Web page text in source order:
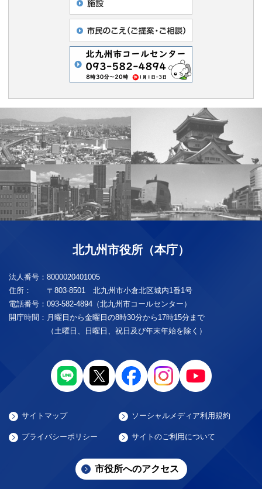
北九州市役所（本庁）
法人番号： 8000020401005
住所：
〒803-8501 北九州市小倉北区城内1番1号
電話番号： 093-582-4894（北九州市コールセンター）
開庁時間： 月曜日から金曜日の8時30分から17時15分まで
（土曜日、日曜日、祝日及び年末年始を除く）
サイトマップ ソーシャルメディア利用規約
プライバシーポリシー サイトのご利用について
市役所へのアクセス